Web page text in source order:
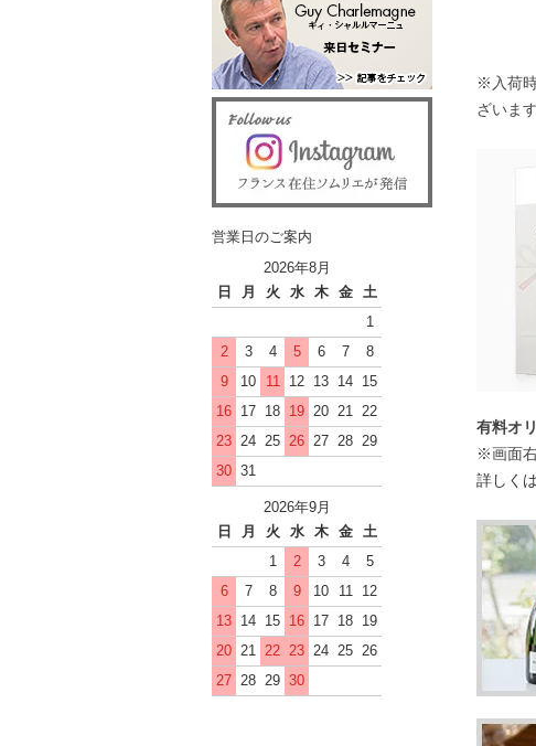
※入荷
ざいます
有料オ
※画面
詳しく
営業日のご案内
2026年8月
日
月 火 水 木 金
土
1
2
3 4 5 6 7
8
9
10 11 12 13 14 15
16 17 18 19 20 21 22
23 24 25 26 27 28 29
30 31
2026年9月
日
月 火 水 木 金
土
1
2 3 4
5
6
7 8 9 10 11
12
13 14 15 16 17 18 19
20 21 22 23 24 25 26
27 28 29 30